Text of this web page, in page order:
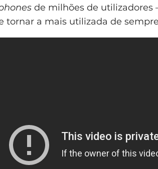
de milhões de utilizadores
tornar a mais utilizada de